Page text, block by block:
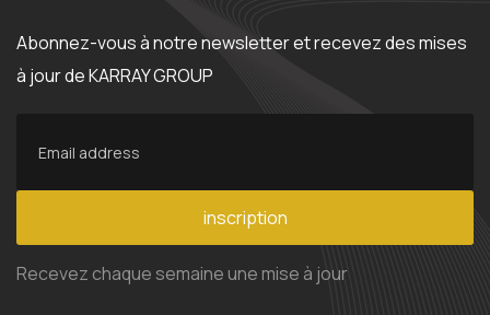
Abonnez-vous à notre newsletter et recevez des mises
à jour de KARRAY GROUP
inscription
Recevez chaque semaine une mise à jour